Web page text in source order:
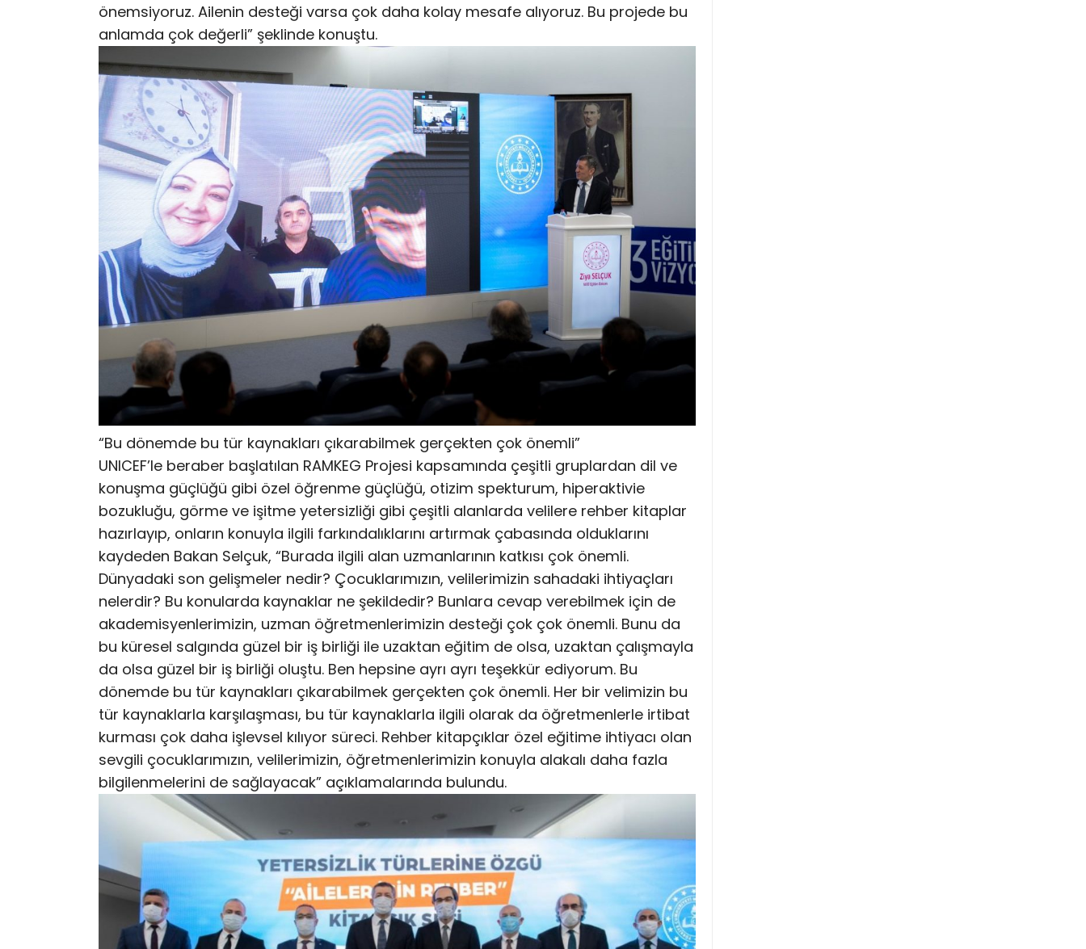
önemsiyoruz. Ailenin desteği varsa çok daha kolay mesafe alıyoruz. Bu projede bu
anlamda çok değerli” şeklinde konuştu.
“Bu dönemde bu tür kaynakları çıkarabilmek gerçekten çok önemli”
UNICEF’le beraber başlatılan RAMKEG Projesi kapsamında çeşitli gruplardan dil ve
konuşma güçlüğü gibi özel öğrenme güçlüğü, otizim spekturum, hiperaktivie
bozukluğu, görme ve işitme yetersizliği gibi çeşitli alanlarda velilere rehber kitaplar
hazırlayıp, onların konuyla ilgili farkındalıklarını artırmak çabasında olduklarını
kaydeden Bakan Selçuk, “Burada ilgili alan uzmanlarının katkısı çok önemli.
Dünyadaki son gelişmeler nedir? Çocuklarımızın, velilerimizin sahadaki ihtiyaçları
nelerdir? Bu konularda kaynaklar ne şekildedir? Bunlara cevap verebilmek için de
akademisyenlerimizin, uzman öğretmenlerimizin desteği çok çok önemli. Bunu da
bu küresel salgında güzel bir iş birliği ile uzaktan eğitim de olsa, uzaktan çalışmayla
da olsa güzel bir iş birliği oluştu. Ben hepsine ayrı ayrı teşekkür ediyorum. Bu
dönemde bu tür kaynakları çıkarabilmek gerçekten çok önemli. Her bir velimizin bu
tür kaynaklarla karşılaşması, bu tür kaynaklarla ilgili olarak da öğretmenlerle irtibat
kurması çok daha işlevsel kılıyor süreci. Rehber kitapçıklar özel eğitime ihtiyacı olan
sevgili çocuklarımızın, velilerimizin, öğretmenlerimizin konuyla alakalı daha fazla
bilgilenmelerini de sağlayacak” açıklamalarında bulundu.